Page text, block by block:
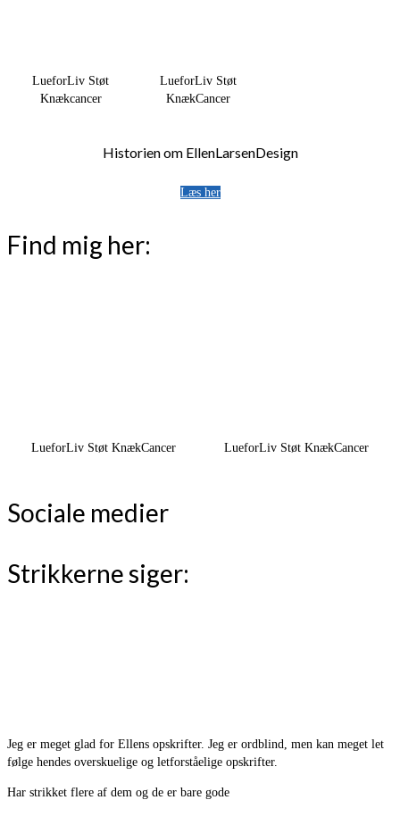
LueforLiv Støt
Knækcancer
LueforLiv Støt
KnækCancer
Historien om EllenLarsenDesign
Læs her
Find mig her:
LueforLiv Støt KnækCancer LueforLiv Støt KnækCancer
Sociale medier
Strikkerne siger:
Jeg er meget glad for Ellens opskrifter. Jeg er ordblind, men kan meget let
følge hendes overskuelige og letforståelige opskrifter.
Har strikket flere af dem og de er bare gode